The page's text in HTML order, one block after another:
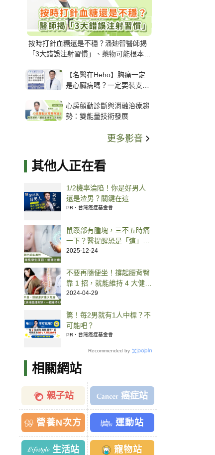
按時打針血糖還是不穩？潘廸智醫師揭
「3大錯誤注射習慣」、藥物可能根本沒
【名醫在Heho】胸痛一定
是心臟病嗎？一定要裝支
解析支架種類、風險與選擇
關鍵
心房顫動診斷與消融治療趨
勢：雙能量技術發展
更多影音
其他人正在看
1/2機率淪陷！你是好男人
還是渣男？關鍵在這
PR・台灣癌症基金會
鼠蹊部有腫塊，三不五時痛
一下？醫提醒恐是「這」問
題導致，快做 1 事免得小病
2025-12-24
不要再隨便坐！撐起腰背臀
靠 1 招，就能維持 4 大健康
好處
2024-04-29
驚！每2男就有1人中標？不
可能吧？
PR・台灣癌症基金會
Recommended by
相關網站
親子站 癌症站
營養N次方 運動站
生活站 寵物站